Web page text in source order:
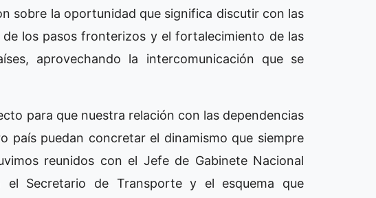
sobre la oportunidad que significa discutir con las
los pasos fronterizos y el fortalecimiento de las
aprovechando la intercomunicación que se
para que nuestra relación con las dependencias
país puedan concretar el dinamismo que siempre
reunidos con el Jefe de Gabinete Nacional
Secretario de Transporte y el esquema que